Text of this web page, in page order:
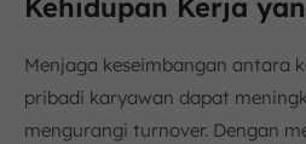
Kehidupan Kerja
Menjaga keseimbangan antara
pribadi karyawan dapat
mengurangi turnover. Dengan